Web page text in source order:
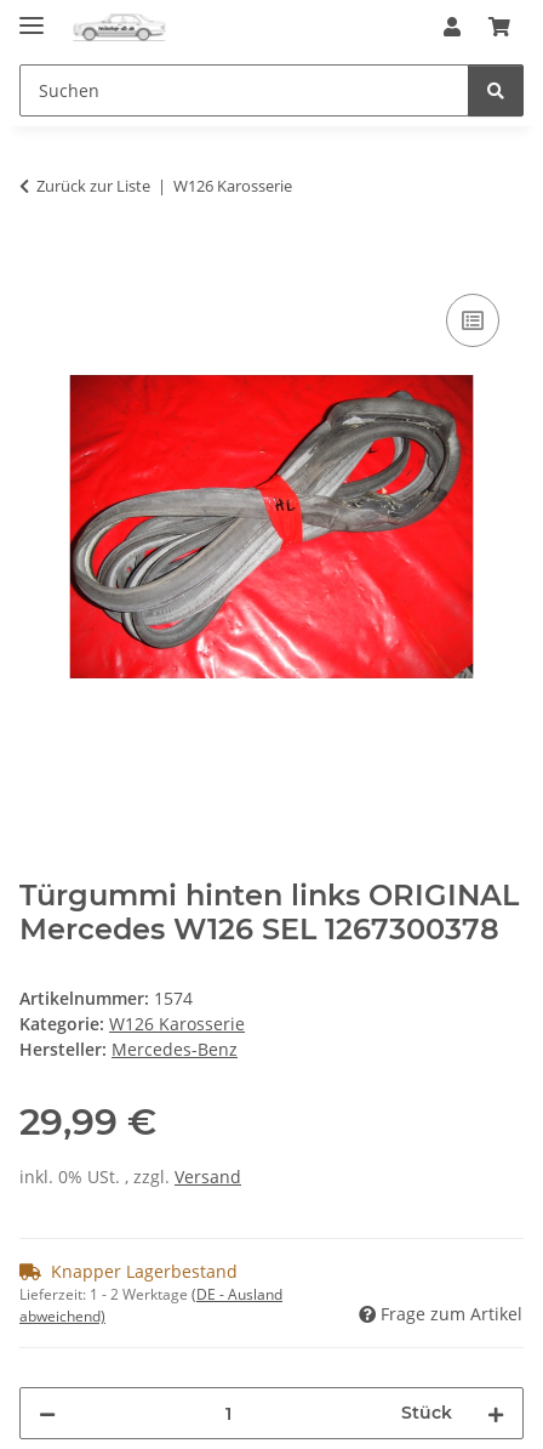
Zurück zur Liste W126 Karosserie
Türgummi hinten links ORIGINAL
Mercedes W126 SEL 1267300378
Artikelnummer: 1574
Kategorie: W126 Karosserie
Hersteller: Mercedes-Benz
29,99 €
inkl. 0% USt. , zzgl. Versand
Knapper Lagerbestand
Lieferzeit: 1 - 2 Werktage (DE - Ausland
abweichend)
Frage zum Artikel
Stück